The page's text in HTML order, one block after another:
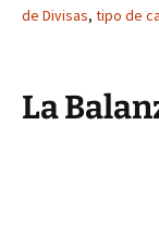
de Divisas, tipo de
La